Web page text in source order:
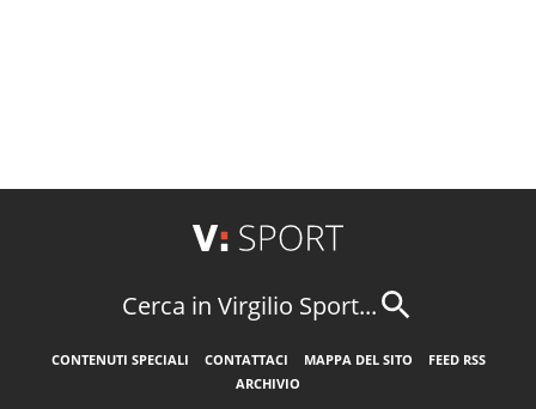
Cerca in Virgilio Sport...
CONTENUTI SPECIALI CONTATTACI MAPPA DEL SITO
FEED RSS
ARCHIVIO